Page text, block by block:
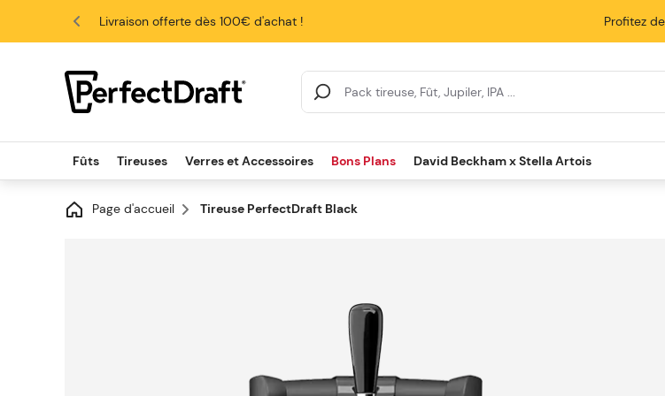
Livraison offerte dès 100€ d'achat ! Profitez
Search Results
Fûts Tireuses Verres et Accessoires Bons Plans David Beckham x Stella Artois
Page d'accueil Tireuse PerfectDraft Black